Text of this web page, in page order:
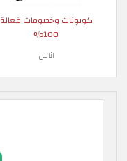
كوبونات وخصومات فعالة
100%
اناس